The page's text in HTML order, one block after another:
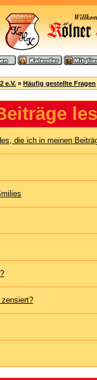
e.V. » Häufig gestellte Fragen
die ich in meinen
zensiert?